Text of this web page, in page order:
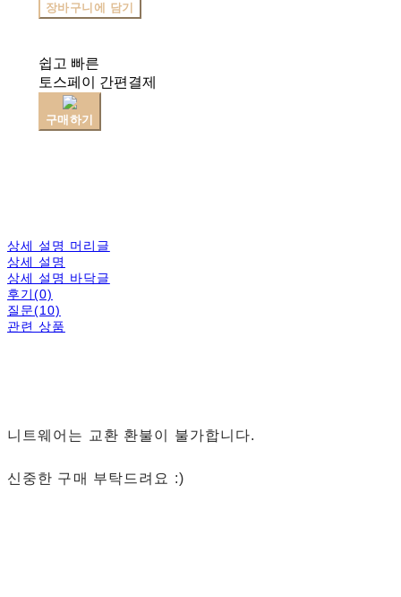
장바구니에 담기
쉽고 빠른
토스페이 간편결제
구매하기
상세 설명 머리글
상세 설명
상세 설명 바닥글
후기(0)
질문(10)
관련 상품
니트웨어는 교환 환불이 불가합니다.
신중한 구매 부탁드려요 :)